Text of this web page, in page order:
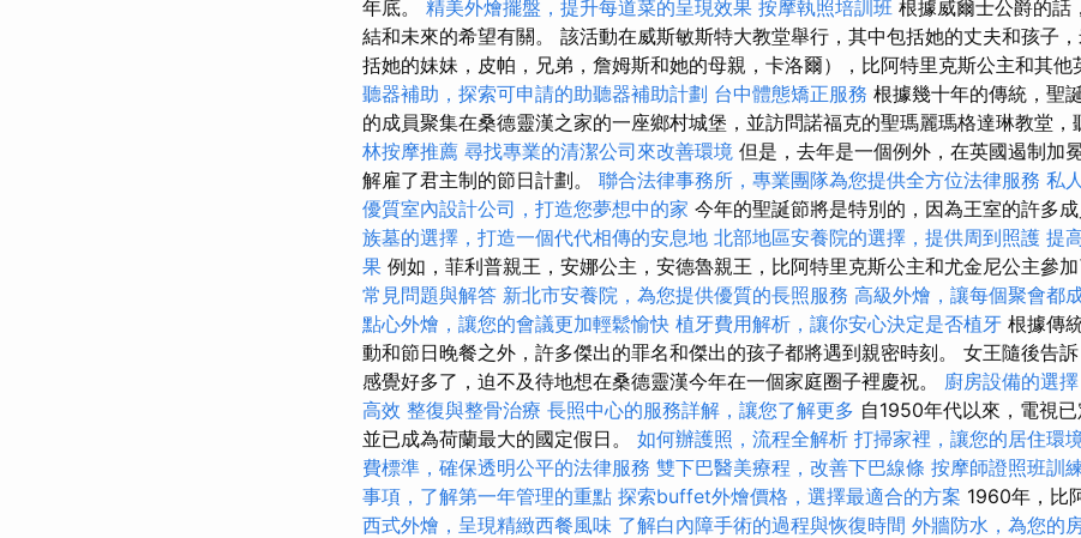
年底。 精美外燴擺盤，提升每道菜的呈現效果 按摩執照培訓班 根據威爾士公爵的話
結和未來的希望有關。 該活動在威斯敏斯特大教堂舉行，其中包括她的丈夫和孩子
括她的妹妹，皮帕，兄弟，詹姆斯和她的母親，卡洛爾），比阿特里克斯公主和其他
聽器補助，探索可申請的助聽器補助計劃 台中體態矯正服務 根據幾十年的傳統，聖
的成員聚集在桑德靈漢之家的一座鄉村城堡，並訪問諾福克的聖瑪麗瑪格達琳教堂，
林按摩推薦 尋找專業的清潔公司來改善環境 但是，去年是一個例外，在英國遏制加
解雇了君主制的節日計劃。 聯合法律事務所，專業團隊為您提供全方位法律服務 私
優質室內設計公司，打造您夢想中的家 今年的聖誕節將是特別的，因為王室的許多
族墓的選擇，打造一個代代相傳的安息地 北部地區安養院的選擇，提供周到照護 提
果 例如，菲利普親王，安娜公主，安德魯親王，比阿特里克斯公主和尤金尼公主參加
常見問題與解答 新北市安養院，為您提供優質的長照服務 高級外燴，讓每個聚會都
點心外燴，讓您的會議更加輕鬆愉快 植牙費用解析，讓你安心決定是否植牙 根據傳
動和節日晚餐之外，許多傑出的罪名和傑出的孩子都將遇到親密時刻。 女王隨後告
感覺好多了，迫不及待地想在桑德靈漢今年在一個家庭圈子裡慶祝。 廚房設備的選
高效 整復與整骨治療 長照中心的服務詳解，讓您了解更多 自1950年代以來，電視已
並已成為荷蘭最大的國定假日。 如何辦護照，流程全解析 打掃家裡，讓您的居住環
費標準，確保透明公平的法律服務 雙下巴醫美療程，改善下巴線條 按摩師證照班訓
事項，了解第一年管理的重點 探索buffet外燴價格，選擇最適合的方案 1960年，比
西式外燴，呈現精緻西餐風味 了解白內障手術的過程與恢復時間 外牆防水，為您的